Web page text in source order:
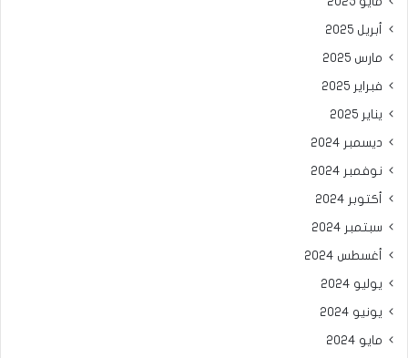
أبريل 2025
مارس 2025
فبراير 2025
يناير 2025
ديسمبر 2024
نوفمبر 2024
أكتوبر 2024
سبتمبر 2024
أغسطس 2024
يوليو 2024
يونيو 2024
مايو 2024